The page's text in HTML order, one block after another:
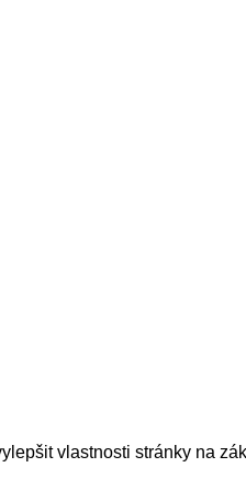
vlastnosti stránky na